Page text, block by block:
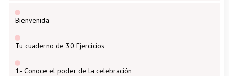
Bienvenida
Tu cuaderno de 30 Ejercicios
1.- Conoce el poder de la celebración